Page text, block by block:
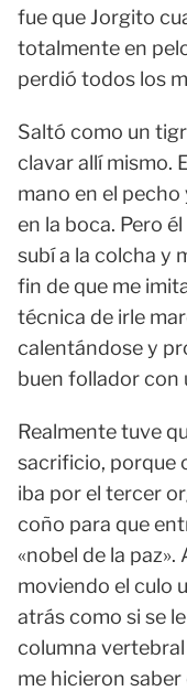
fue que Jorgito
totalmente en
perdió todos los
Saltó como un
clavar allí mismo.
mano en el pecho
en la boca. Pero
subí a la colcha y
fin de que me
técnica de irle
calentándose y
buen follador con
Realmente tuve
sacrificio, porque
iba por el tercer
coño para que
«nobel de la paz».
moviendo el culo
atrás como si se
columna
me hicieron saber